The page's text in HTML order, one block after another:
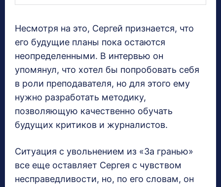
Несмотря на это, Сергей признается, что
его будущие планы пока остаются
неопределенными. В интервью он
упомянул, что хотел бы попробовать себя
в роли преподавателя, но для этого ему
нужно разработать методику,
позволяющую качественно обучать
будущих критиков и журналистов.
Ситуация с увольнением из «За гранью»
все еще оставляет Сергея с чувством
несправедливости, но, по его словам, он